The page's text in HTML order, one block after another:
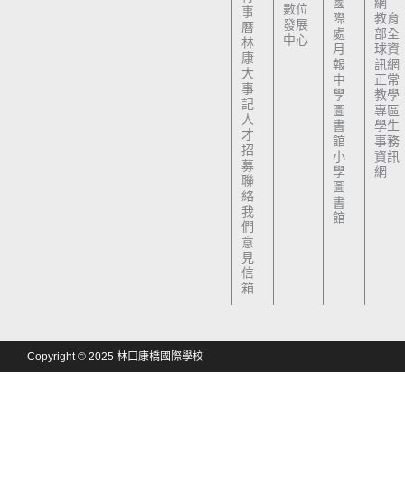
事
曆
林
康
大
事
記
人
才
招
募
聯
絡
我
們
意
見
信
箱
數位
發展
中心
際
處
月
報
中
學
圖
書
館
小
學
圖
書
館
教育
部全
球資
訊網
正常
教學
專區
學生
事務
資訊
網
Copyright © 2025 林口康橋國際學校